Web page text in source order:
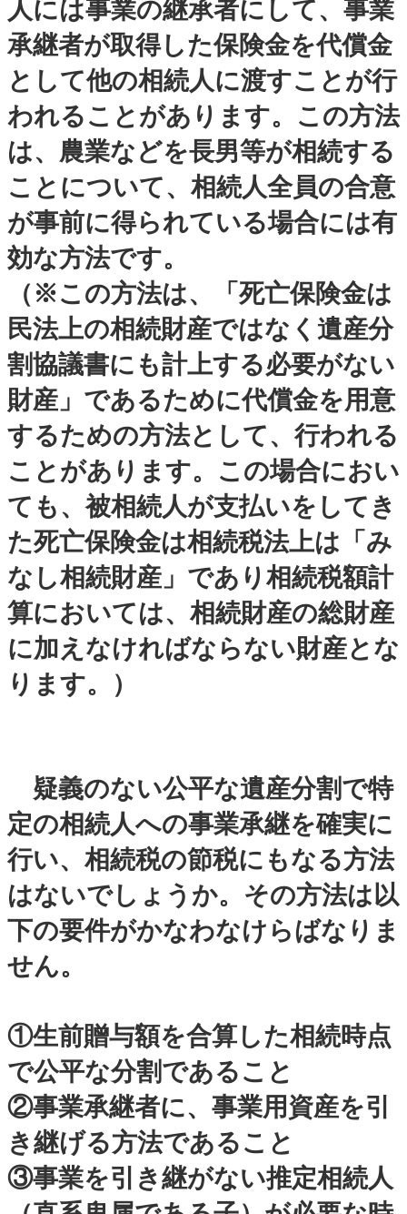
人には事業の継承者にして、事業
承継者が取得した保険金を代償金
として他の相続人に渡すことが行
われることがあります。この方法
は、農業などを長男等が相続する
ことについて、相続人全員の合意
が事前に得られている場合には有
効な方法です。
（※この方法は、「死亡保険金は
民法上の相続財産ではなく遺産分
割協議書にも計上する必要がない
財産」であるために代償金を用意
するための方法として、行われる
ことがあります。この場合におい
ても、被相続人が支払いをしてき
た死亡保険金は相続税法上は「み
なし相続財産」であり相続税額計
算においては、相続財産の総財産
に加えなければならない財産とな
ります。）
疑義のない公平な遺産分割で特
定の相続人への事業承継を確実に
行い、相続税の節税にもなる方法
はないでしょうか。その方法は以
下の要件がかなわなけらばなりま
せん。
①生前贈与額を合算した相続時点
で公平な分割であること
②事業承継者に、事業用資産を引
き継げる方法であること
③事業を引き継がない推定相続人